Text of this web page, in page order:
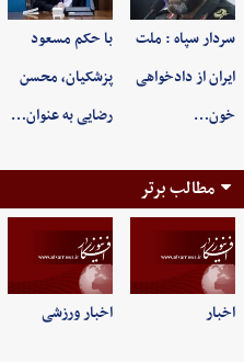
سردار سپاه : ملت
ایران از دادخواهی
خون…
با حکم مسعود
پزشکیان، محسن
رضایی به عنوان…
مطالب برتر
اخبار اخبار ورزشی